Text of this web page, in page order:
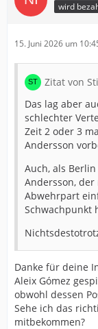
wird
15. Juni 2026 um
Zitat von
Das lag aber
schlechter
Zeit 2 oder 3
Andersson
Auch, als
Andersson,
Abwehrpart
Schwachpunkt
Danke für deine
Aleix Gómez
obwohl dessen
Sehe ich das
mitbekommen?